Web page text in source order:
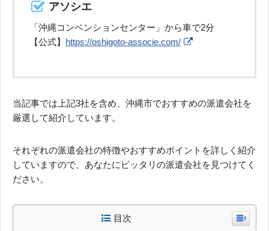
アソシエ
「沖縄コンベンションセンター」から車で2分
【公式】 https://oshigoto-associe.com/
当記事では上記3社を含め、沖縄市でおすすめの派遣会社を
厳選して紹介しています。
それぞれの派遣会社の特徴やおすすめポイントを詳しく紹介
していますので、あなたにピッタリの派遣会社を見つけてく
ださい。
目次